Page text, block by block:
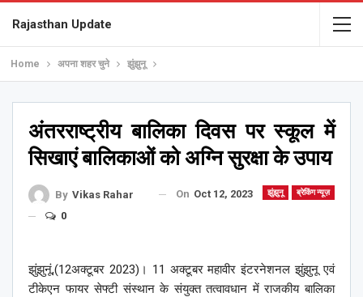
Rajasthan Update
Home अपना शहर चुने झुंझुनू
अंतरराष्ट्रीय बालिका दिवस पर स्कूल में
सिखाएं बालिकाओं को अग्नि सुरक्षा के उपाय
झुंझुनू ब्रेकिंग न्यूज़
By Vikas Rahar On Oct 12, 2023
0
झुंझुनूं,(12अक्टूबर 2023)। 11 अक्टूबर महावीर इंटरनेशनल झुंझुनू एवं
टीकेएन फायर सेफ्टी संस्थान के संयुक्त तत्वावधान में राजकीय बालिका